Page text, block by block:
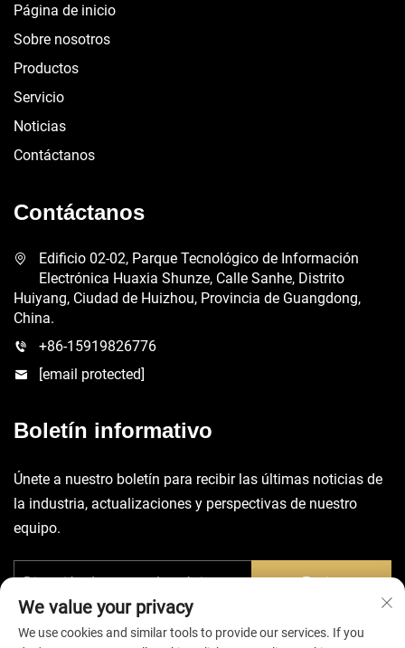
Página de inicio
Sobre nosotros
Productos
Servicio
Noticias
Contáctanos
Contáctanos
Edificio 02-02, Parque Tecnológico de Información
Electrónica Huaxia Shunze, Calle Sanhe, Distrito
Huiyang, Ciudad de Huizhou, Provincia de Guangdong,
China.
+86-15919826776
[email protected]
Boletín informativo
Únete a nuestro boletín para recibir las últimas noticias de
la industria, actualizaciones y perspectivas de nuestro
equipo.
Enviar
We value your privacy
We use cookies and similar tools to provide our services. If you